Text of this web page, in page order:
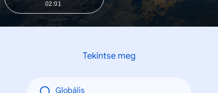
02:01
Tekintse meg
Globális